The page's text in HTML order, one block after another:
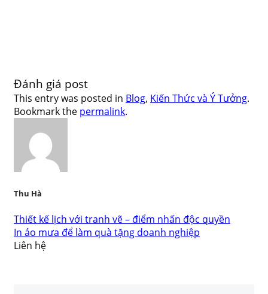
Đánh giá post
This entry was posted in Blog, Kiến Thức và Ý Tưởng.
Bookmark the permalink.
Thu Hà
Thiết kế lịch với tranh vẽ – điểm nhấn độc quyền
In áo mưa để làm quà tặng doanh nghiệp
Liên hệ